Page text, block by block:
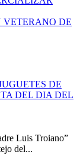
DE
DE
DEL DIA DEL
Luis Troiano”
del...